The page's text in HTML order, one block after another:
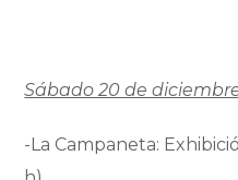
Sábado 20 de
-La Campaneta: